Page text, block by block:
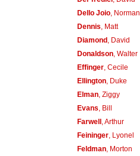
Dello Joio, Norman
Dennis , Matt
Diamond, David
Donaldson, Walter
Effinger, Cecile
Ellington, Duke
Elman, Ziggy
Evans , Bill
Farwell, Arthur
Feininger, Lyonel
Feldman, Morton